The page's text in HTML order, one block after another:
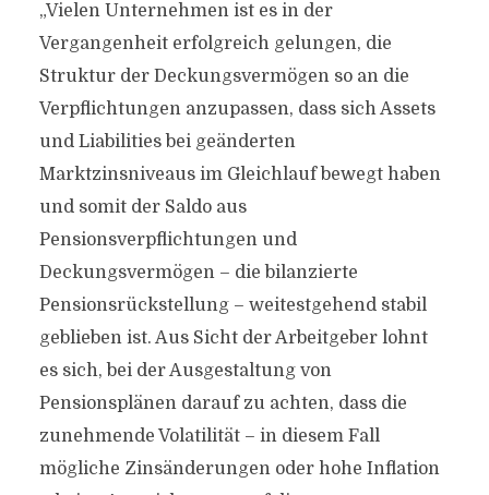
„Vielen Unternehmen ist es in der
Vergangenheit erfolgreich gelungen, die
Struktur der Deckungsvermögen so an die
Verpflichtungen anzupassen, dass sich Assets
und Liabilities bei geänderten
Marktzinsniveaus im Gleichlauf bewegt haben
und somit der Saldo aus
Pensionsverpflichtungen und
Deckungsvermögen – die bilanzierte
Pensionsrückstellung – weitestgehend stabil
geblieben ist. Aus Sicht der Arbeitgeber lohnt
es sich, bei der Ausgestaltung von
Pensionsplänen darauf zu achten, dass die
zunehmende Volatilität – in diesem Fall
mögliche Zinsänderungen oder hohe Inflation